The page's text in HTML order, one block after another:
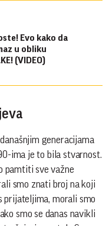
Evo kako da
u obliku
(VIDEO)
generacijama
ima je to bila stvarnost.
pamtiti sve važne
smo znati broj na koji
prijateljima, morali smo
smo se danas navikli